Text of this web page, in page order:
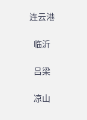
连云港
临沂
吕梁
凉山